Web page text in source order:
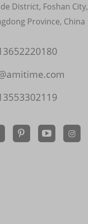
District, Foshan City,
Province, China
